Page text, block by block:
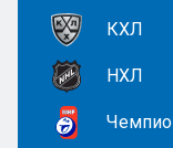
КХЛ
НХЛ